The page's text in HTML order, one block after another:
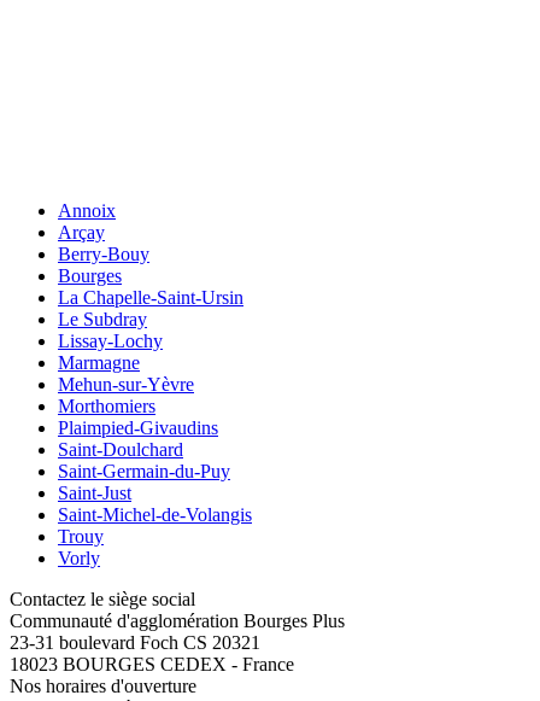
Annoix
Arçay
Berry-Bouy
Bourges
La Chapelle-Saint-Ursin
Le Subdray
Lissay-Lochy
Marmagne
Mehun-sur-Yèvre
Morthomiers
Plaimpied-Givaudins
Saint-Doulchard
Saint-Germain-du-Puy
Saint-Just
Saint-Michel-de-Volangis
Trouy
Vorly
Contactez le siège social
Communauté d'agglomération Bourges Plus
23-31 boulevard Foch CS 20321
18023 BOURGES CEDEX - France
Nos horaires d'ouverture